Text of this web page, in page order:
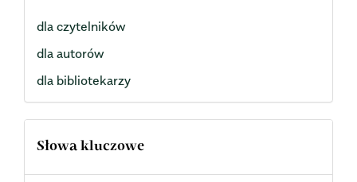
dla czytelników
dla autorów
dla bibliotekarzy
Słowa kluczowe